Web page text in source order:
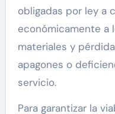
obligadas por ley a
económicamente a
materiales y
apagones o
servicio.
Para garantizar la